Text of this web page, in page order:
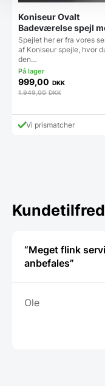
Koniseur Ovalt
Badeværelse spejl
LED, Antidug og
Spejlet her er fra vores
af Koniseur spejle, hvor
den…
999,00 DKK
1.949,00DKK
Vi prismatcher
“Meget flink
anbefales”
Ole